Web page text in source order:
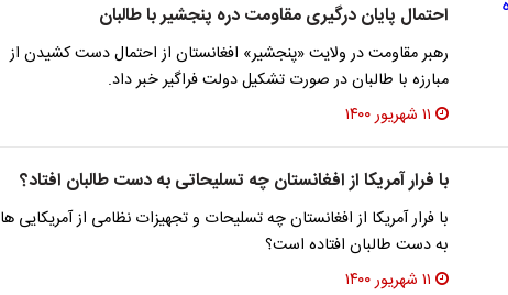
احتمال پایان درگیری مقاومت دره پنجشیر با طالبان
رهبر مقاومت در ولایت «پنجشیر» افغانستان از احتمال دست کشیدن از
مبارزه با طالبان در صورت تشکیل دولت فراگیر خبر داد.
۱۱ شهریور ۱۴۰۰
با فرار آمریکا از افغانستان چه تسلیحاتی به دست طالبان افتاد؟
با فرار آمریکا از افغانستان چه تسلیحات و تجهیزات نظامی از آمریکایی ها
به دست طالبان افتاده است؟
۱۱ شهریور ۱۴۰۰